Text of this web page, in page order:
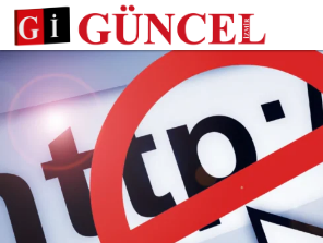
“kalkan” olmalı